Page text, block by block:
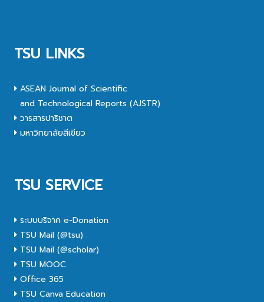
TSU LINKS
ASEAN Journal of Scientific
and Technological Reports (AJSTR)
วารสารปาริชาต
มหาวิทยาลัยสีเขียว
TSU SERVICE
ระบบบริจาค e-Donation
TSU Mail (@tsu)
TSU Mail (@scholar)
TSU MOOC
Office 365
TSU Canva Education